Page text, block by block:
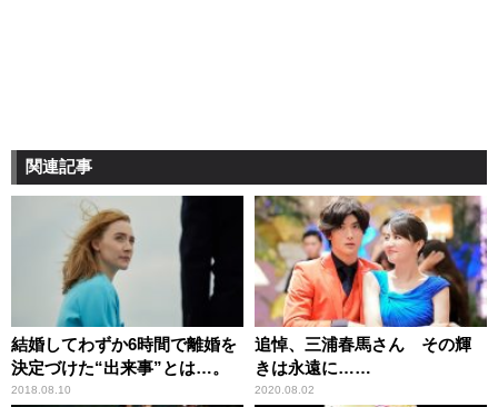
関連記事
結婚してわずか6時間で離婚を
決定づけた“出来事”とは…。
2018.08.10
追悼、三浦春馬さん その輝
きは永遠に……
2020.08.02